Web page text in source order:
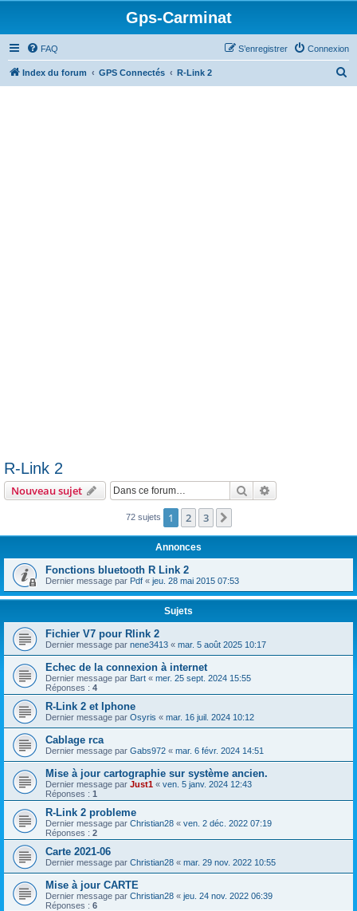
Gps-Carminat
FAQ Connexion
S’enregistrer
Index du forum GPS Connectés R-Link 2
R-Link 2
Nouveau sujet Rechercher
72 sujets 1 2 3
Annonces
Fonctions bluetooth R Link 2
Dernier message par Pdf « jeu. 28 mai 2015 07:53
Sujets
Fichier V7 pour Rlink 2
Dernier message par nene3413 « mar. 5 août 2025 10:17
Echec de la connexion à internet
Dernier message par Bart « mer. 25 sept. 2024 15:55
Réponses : 4
R-Link 2 et Iphone
Dernier message par Osyris « mar. 16 juil. 2024 10:12
Cablage rca
Dernier message par Gabs972 « mar. 6 févr. 2024 14:51
Mise à jour cartographie sur système ancien.
Dernier message par Just1 « ven. 5 janv. 2024 12:43
Réponses : 1
R-Link 2 probleme
Dernier message par Christian28 « ven. 2 déc. 2022 07:19
Réponses : 2
Carte 2021-06
Dernier message par Christian28 « mar. 29 nov. 2022 10:55
Mise à jour CARTE
Dernier message par Christian28 « jeu. 24 nov. 2022 06:39
Réponses : 6